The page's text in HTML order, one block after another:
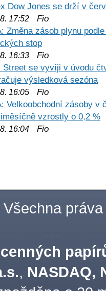
Dow Jones se drží v
17:52 Fio
Změna zásob plynu
stop
16:33 Fio
Street se vyvíji v úvodu
výsledková sezóna
16:05 Fio
Velkoobchodní zásoby v
vzrostly o 0,2 %
16:04 Fio
práva
, NASDAQ,